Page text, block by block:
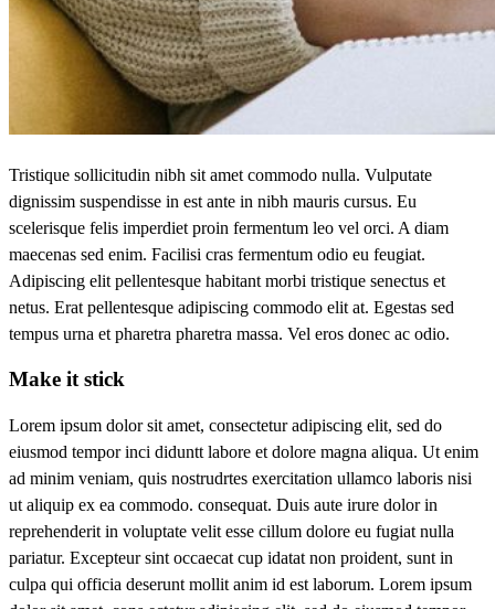
Tristique sollicitudin nibh sit amet commodo nulla. Vulputate
dignissim suspendisse in est ante in nibh mauris cursus. Eu
scelerisque felis imperdiet proin fermentum leo vel orci. A diam
maecenas sed enim. Facilisi cras fermentum odio eu feugiat.
Adipiscing elit pellentesque habitant morbi tristique senectus et
netus. Erat pellentesque adipiscing commodo elit at. Egestas sed
tempus urna et pharetra pharetra massa. Vel eros donec ac odio.
Make it stick
Lorem ipsum dolor sit amet, consectetur adipiscing elit, sed do
eiusmod tempor inci diduntt labore et dolore magna aliqua. Ut enim
ad minim veniam, quis nostrudrtes exercitation ullamco laboris nisi
ut aliquip ex ea commodo. consequat. Duis aute irure dolor in
reprehenderit in voluptate velit esse cillum dolore eu fugiat nulla
pariatur. Excepteur sint occaecat cup idatat non proident, sunt in
culpa qui officia deserunt mollit anim id est laborum. Lorem ipsum